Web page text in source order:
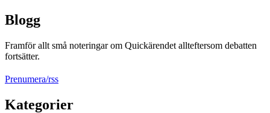
Blogg
Framför allt små noteringar om Quickärendet allteftersom debatten
fortsätter.
Prenumera/rss
Kategorier